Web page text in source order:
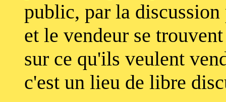
public, par la
et le vendeur se
sur ce qu'ils veulent
c'est un lieu de libre